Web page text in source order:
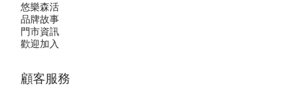
悠樂森活
品牌故事
門市資訊
歡迎加入
顧客服務